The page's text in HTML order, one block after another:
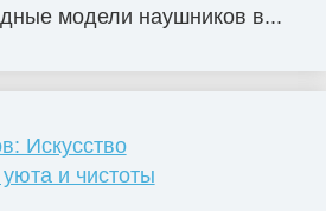
модели наушников в...
Искусство
и чистоты